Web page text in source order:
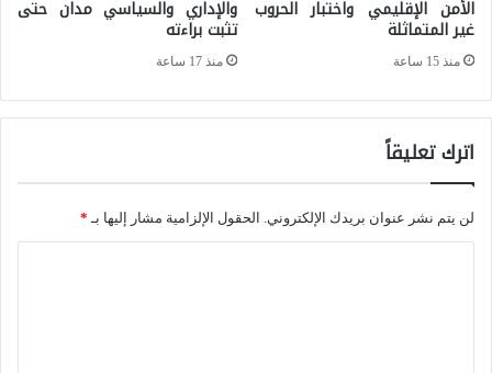
و
ا
ت
ر
ا
ت
م
دّ
د
ا
الأمن الإقليمي واختبار الحروب
غير المتماثلة
منذ 15 ساعة
والإداري والسياسي مدان حتى
تثبت براءته
منذ 17 ساعة
اترك تعليقاً
لن يتم نشر عنوان بريدك الإلكتروني. الحقول الإلزامية مشار إليها بـ *